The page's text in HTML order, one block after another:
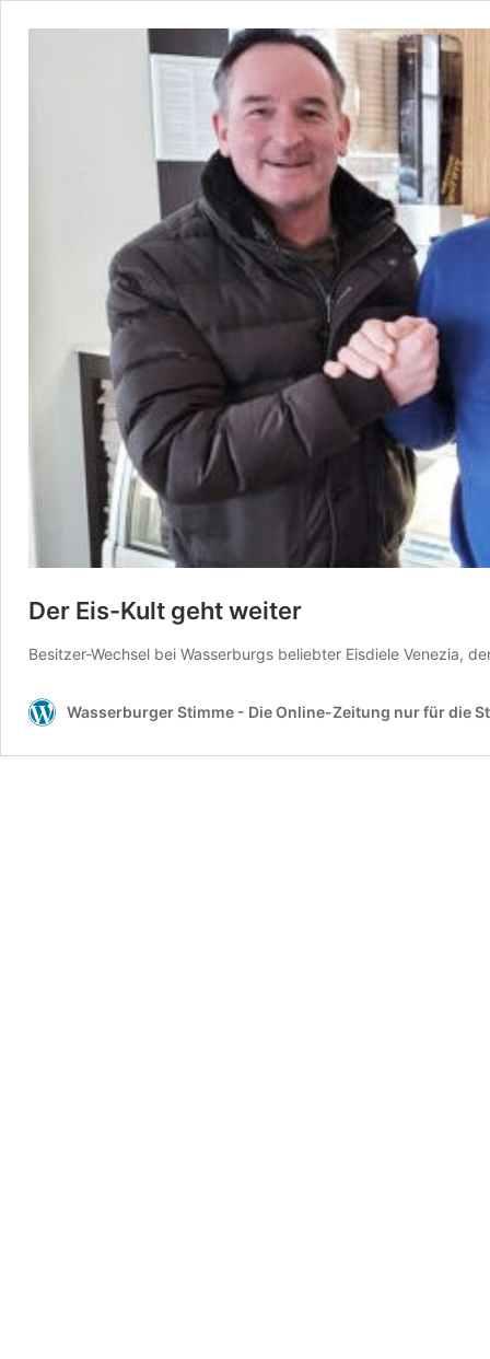
Der Eis-Kult geht weiter
Besitzer-Wechsel bei Wasserburgs beliebter Eisdiele Venezia,
Wasserburger Stimme - Die Online-Zeitung nur für die